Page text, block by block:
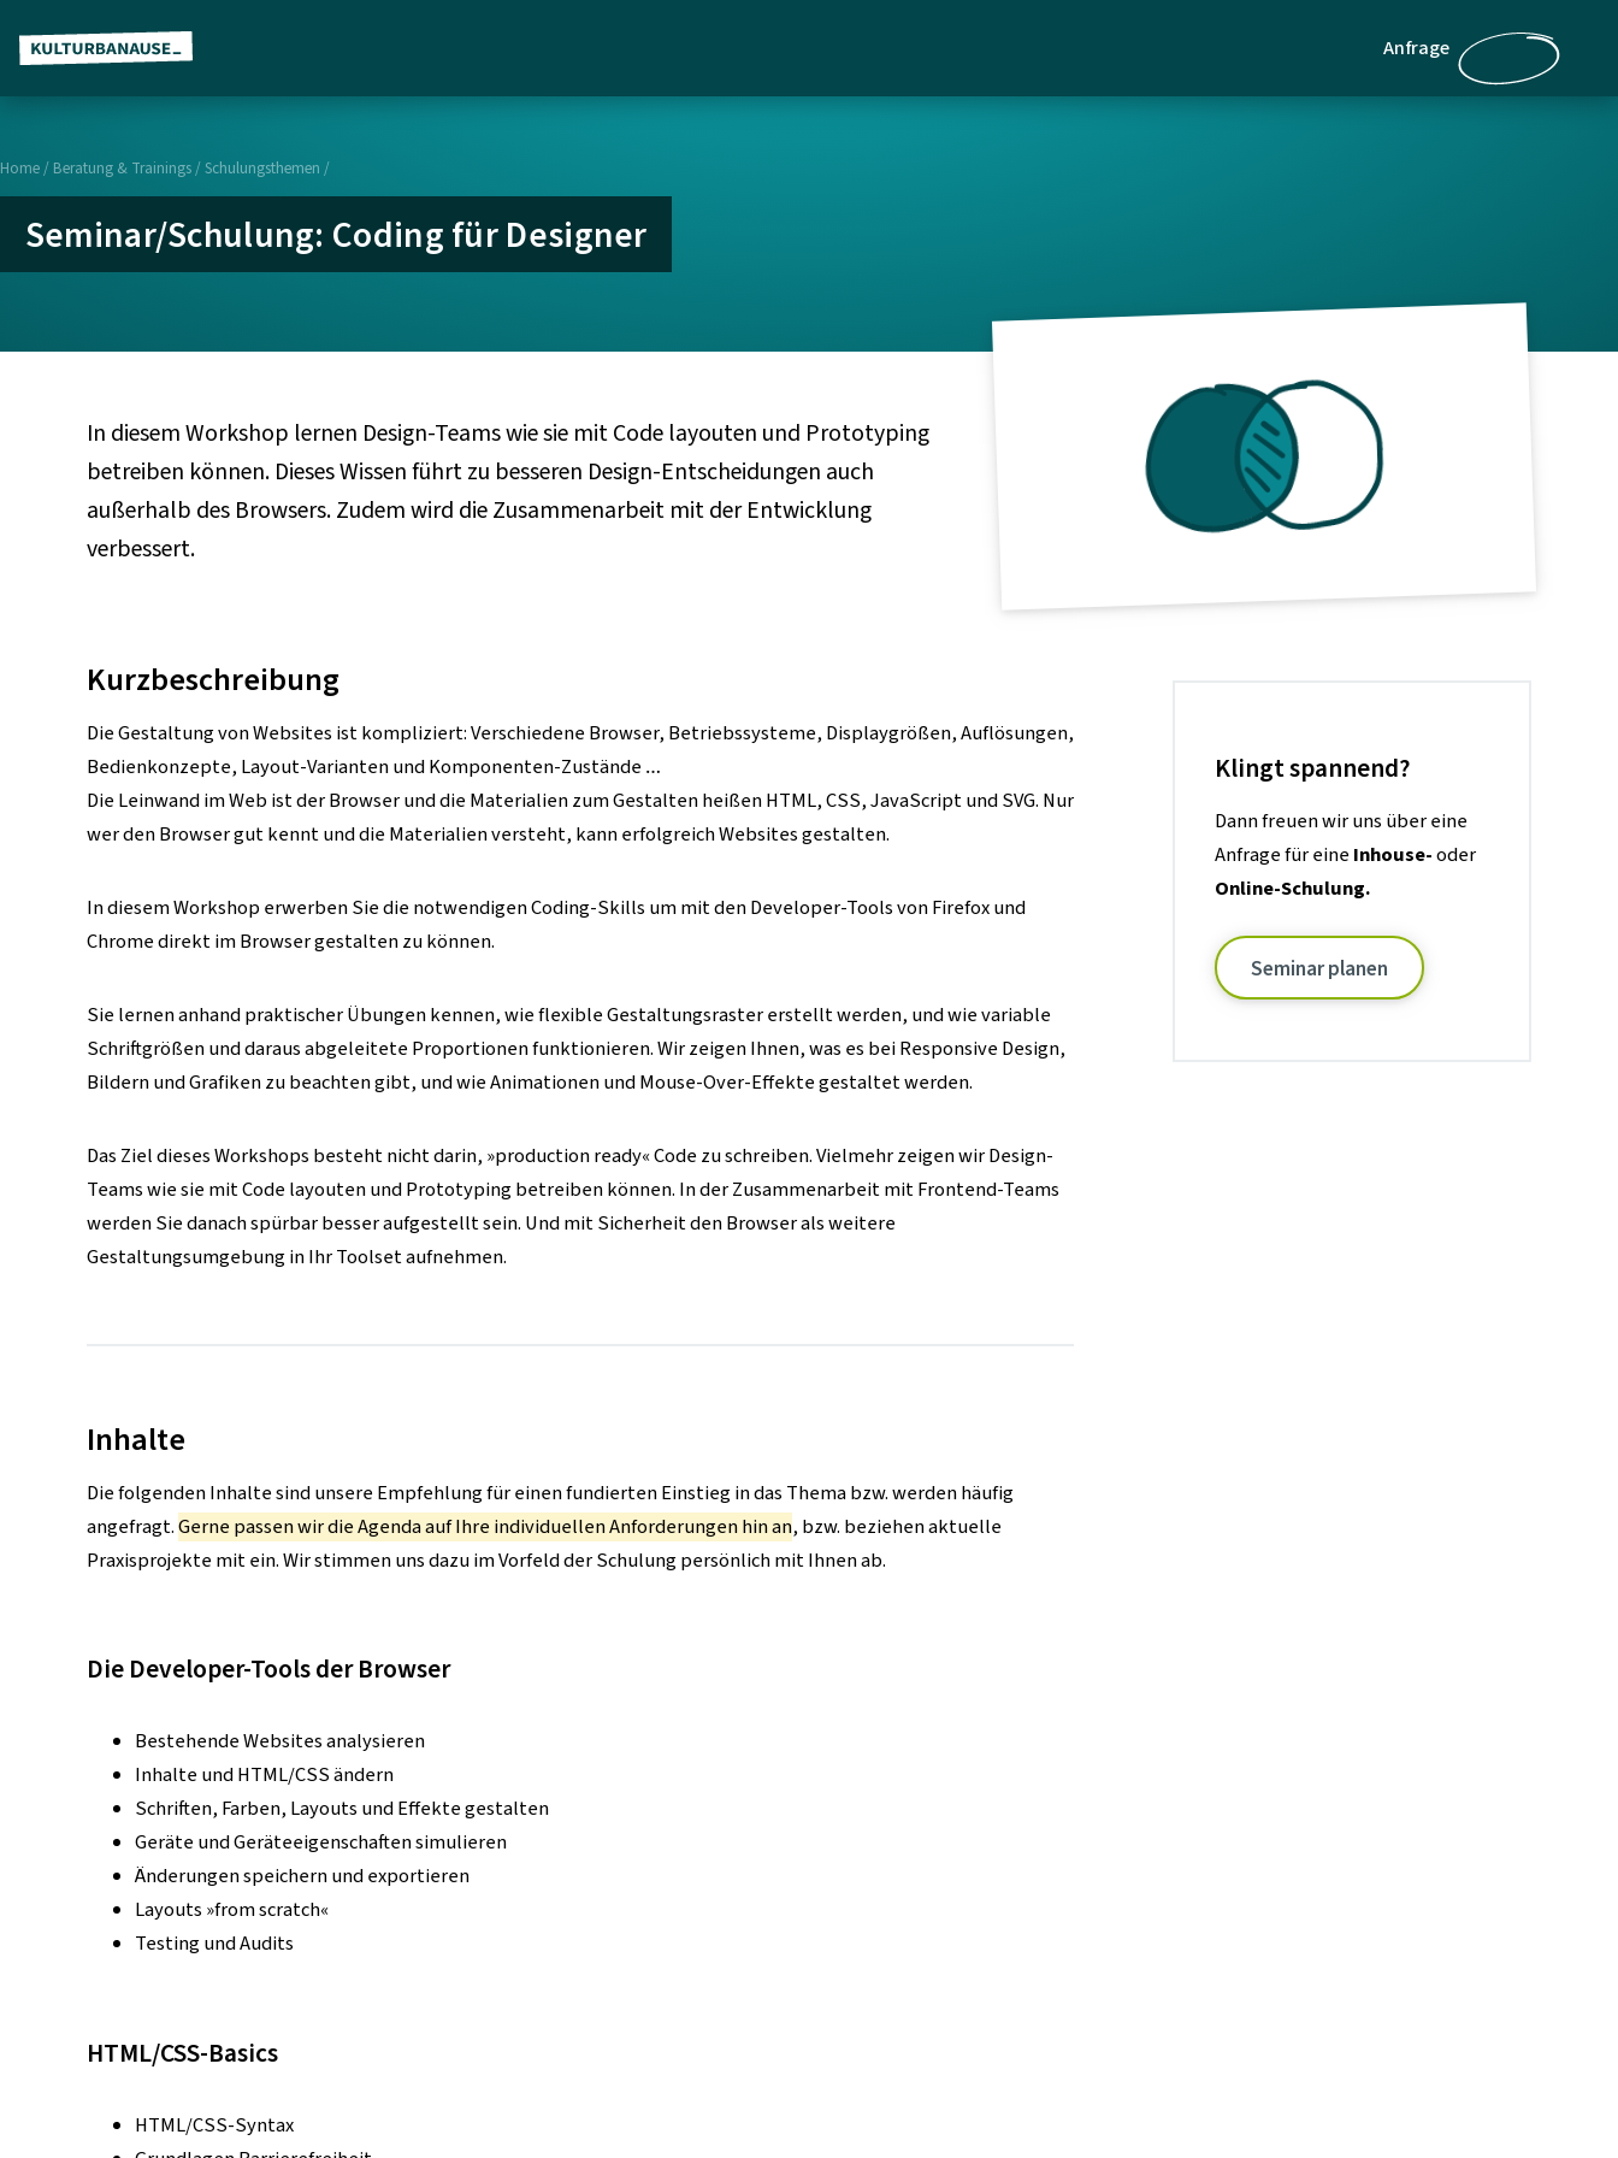
Z
u
H
a
u
p
Anfrage
Home/ Beratung & Trainings/Schulungsthemen /
Seminar/Schulung: Coding für Designer
In diesem Workshop lernen Design-Teams wie sie mit Code layouten und Prototyping
betreiben können. Dieses Wissen führt zu besseren Design-Entscheidungen auch
außerhalb des Browsers. Zudem wird die Zusammenarbeit mit der Entwicklung
verbessert.
Kurzbeschreibung
Die Gestaltung von Websites ist kompliziert: Verschiedene Browser, Betriebssysteme, Displaygrößen, Auflösungen,
Bedienkonzepte, Layout-Varianten und Komponenten-Zustände …
Die Leinwand im Web ist der Browser und die Materialien zum Gestalten heißen HTML, CSS, JavaScript und SVG. Nur
wer den Browser gut kennt und die Materialien versteht, kann erfolgreich Websites gestalten.
In diesem Workshop erwerben Sie die notwendigen Coding-Skills um mit den Developer-Tools von Firefox und
Chrome direkt im Browser gestalten zu können.
Sie lernen anhand praktischer Übungen kennen, wie flexible Gestaltungsraster erstellt werden, und wie variable
Schriftgrößen und daraus abgeleitete Proportionen funktionieren. Wir zeigen Ihnen, was es bei Responsive Design,
Bildern und Grafiken zu beachten gibt, und wie Animationen und Mouse-Over-Effekte gestaltet werden.
Das Ziel dieses Workshops besteht nicht darin, »production ready« Code zu schreiben. Vielmehr zeigen wir Design-
Teams wie sie mit Code layouten und Prototyping betreiben können. In der Zusammenarbeit mit Frontend-Teams
werden Sie danach spürbar besser aufgestellt sein. Und mit Sicherheit den Browser als weitere
Gestaltungsumgebung in Ihr Toolset aufnehmen.
Inhalte
Die folgenden Inhalte sind unsere Empfehlung für einen fundierten Einstieg in das Thema bzw. werden häufig
angefragt.Gerne passen wir die Agenda auf Ihre individuellen Anforderungen hin an, bzw. beziehen aktuelle
Praxisprojekte mit ein. Wir stimmen uns dazu im Vorfeld der Schulung persönlich mit Ihnen ab.
Die Developer-Tools der Browser
Bestehende Websites analysieren
Inhalte und HTML/CSS ändern
Schriften, Farben, Layouts und Effekte gestalten
Geräte und Geräteeigenschaften simulieren
Änderungen speichern und exportieren
Layouts »from scratch«
Testing und Audits
HTML/CSS-Basics
HTML/CSS-Syntax
Klingt spannend?
Dann freuen wir uns über eine
Anfrage für eine Inhouse-oder
Online-Schulung.
Seminar planen